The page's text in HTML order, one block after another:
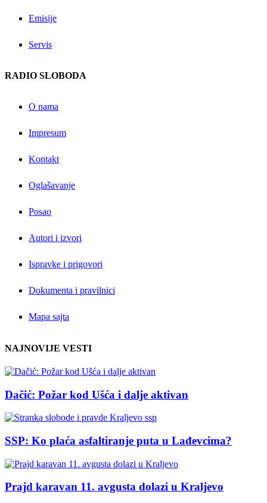
Emisije
Servis
RADIO SLOBODA
O nama
Impresum
Kontakt
Oglašavanje
Posao
Autori i izvori
Ispravke i prigovori
Dokumenta i pravilnici
Mapa sajta
NAJNOVIJE VESTI
Dačić: Požar kod Ušća i dalje aktivan
SSP: Ko plaća asfaltiranje puta u Lađevcima?
Prajd karavan 11. avgusta dolazi u Kraljevo